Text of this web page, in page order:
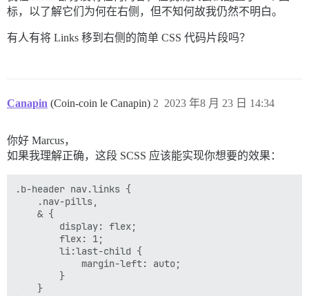
标，以了解它们为何在右侧，但不知何故我仍然不明白。
有人有将 Links 移到右侧的简单 CSS 代码片段吗？
Canapin (Coin-coin le Canapin) 2023 年8 月 23 日 14:34
2
你好 Marcus，
如果我理解正确，这段 SCSS 应该能实现你想要的效果：
.b-header nav.links {
    .nav-pills,
    & {
        display: flex;
        flex: 1;
        li:last-child {
            margin-left: auto;
        }
    }